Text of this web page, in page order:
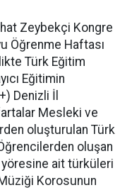
Zeybekçi Kongre
Öğrenme Haftası
Türk Eğitim
Eğitimin
Denizli İl
Mesleki ve
oluşturulan Türk
oluşan
ait türküleri
Korosunun